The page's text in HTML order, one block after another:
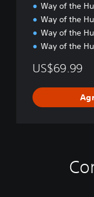
Way of the
Way of the
Way of the
Way of the
US$69.99